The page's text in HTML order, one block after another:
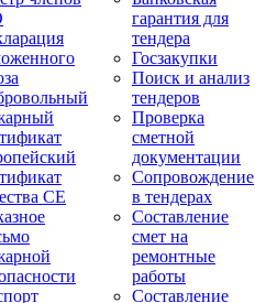
СЕ
гарантия для
тендера
Госзакупки
Поиск и анализ
тендеров
Проверка
сметной
документации
Сопровождение
в тендерах
Составление
смет на
ремонтные
работы
Составление